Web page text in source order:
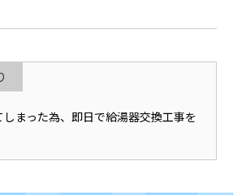
しまった為、即日で給湯器交換工事を